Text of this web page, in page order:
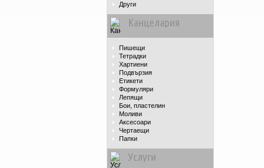
Други
Канцелария
Пишещи
Тетрадки
Хартиени
Подвързия
Етикети
Формуляри
Лепящи
Бои, пластелин
Моливи
Аксесоари
Чертаещи
Папки
Услуги